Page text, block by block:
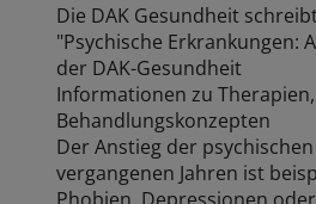
Die DAK Gesundheit
"Psychische Erkrankungen:
der DAK-Gesundheit
Informationen zu
Behandlungskonzepten
Der Anstieg der
vergangenen Jahren ist